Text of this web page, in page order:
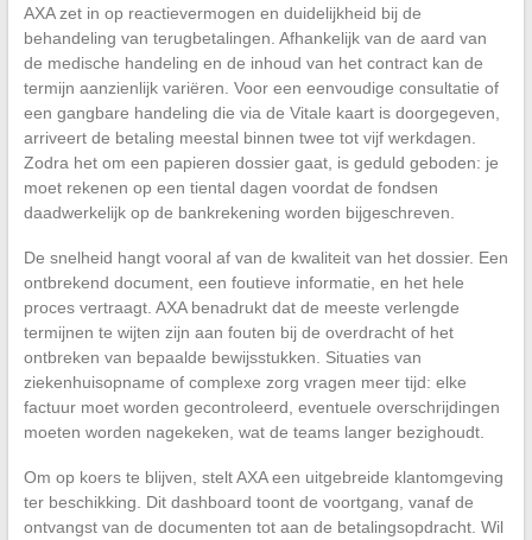
AXA zet in op reactievermogen en duidelijkheid bij de
behandeling van terugbetalingen. Afhankelijk van de aard van
de medische handeling en de inhoud van het contract kan de
termijn aanzienlijk variëren. Voor een eenvoudige consultatie of
een gangbare handeling die via de Vitale kaart is doorgegeven,
arriveert de betaling meestal binnen twee tot vijf werkdagen.
Zodra het om een papieren dossier gaat, is geduld geboden: je
moet rekenen op een tiental dagen voordat de fondsen
daadwerkelijk op de bankrekening worden bijgeschreven.
De snelheid hangt vooral af van de kwaliteit van het dossier. Een
ontbrekend document, een foutieve informatie, en het hele
proces vertraagt. AXA benadrukt dat de meeste verlengde
termijnen te wijten zijn aan fouten bij de overdracht of het
ontbreken van bepaalde bewijsstukken. Situaties van
ziekenhuisopname of complexe zorg vragen meer tijd: elke
factuur moet worden gecontroleerd, eventuele overschrijdingen
moeten worden nagekeken, wat de teams langer bezighoudt.
Om op koers te blijven, stelt AXA een uitgebreide klantomgeving
ter beschikking. Dit dashboard toont de voortgang, vanaf de
ontvangst van de documenten tot aan de betalingsopdracht. Wil